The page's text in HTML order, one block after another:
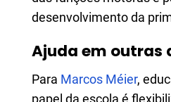
desenvolvimento da
Ajuda em outras
​​​​​​​Para Marcos Méier,
papel da escola é